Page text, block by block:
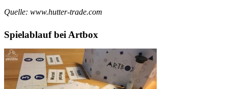
Quelle: www.hutter-trade.com
Spielablauf bei Artbox